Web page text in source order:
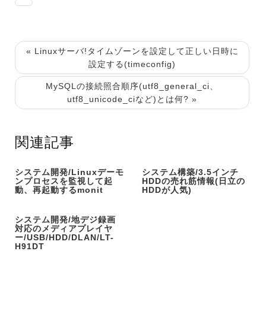
« Linuxサーバ!タイムゾーンを設定して正しい日時に
設定する(timeconfig)
MySQLの接続照合順序(utf8_general_ci、
utf8_unicode_ciなど)とは何? »
関連記事
システム開発/Linuxデーモ
ンプロセスを監視して起
動、再起動するmonit
システム構築/3.5インチ
HDDの売れ筋情報(日立の
HDDが人気)
システム開発/地デジ録画
対応のメディアプレイヤ
ー/USB/HDD/DLAN/LT-
H91DT